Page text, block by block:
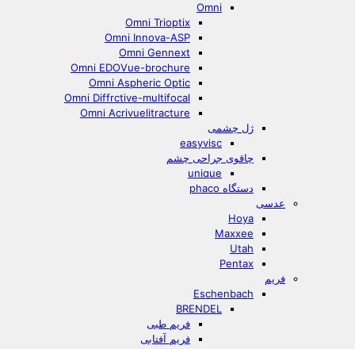
Omni
Omni Trioptix
Omni Innova-ASP
Omni Gennext
Omni EDOVue-brochure
Omni Aspheric Optic
Omni Diffrctive-multifocal
Omni Acrivuelitracture
ژل چشمی
easyvisc
چاقوی جراحی چشم
unique
دستگاه phaco
عدسی
Hoya
Maxxee
Utah
Pentax
فریم
Eschenbach
BRENDEL
فریم طبی
فریم آفتابی